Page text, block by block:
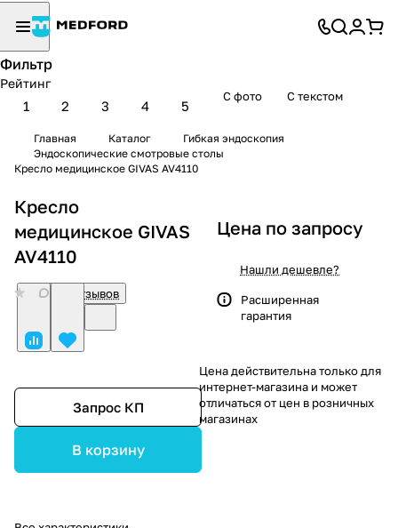
Фильтр
Рейтинг
1 2 3 4 5
С фото С текстом
Главная Каталог
Гибкая эндоскопия
Эндоскопические смотровые столы
Кресло медицинское GIVAS AV4110
Кресло
медицинское GIVAS
AV4110
Нет отзывов
Запрос КП
В корзину
Цена по запросу
Нашли дешевле?
Расширенная
гарантия
Цена действительна только для
интернет-магазина и может
отличаться от цен в розничных
магазинах